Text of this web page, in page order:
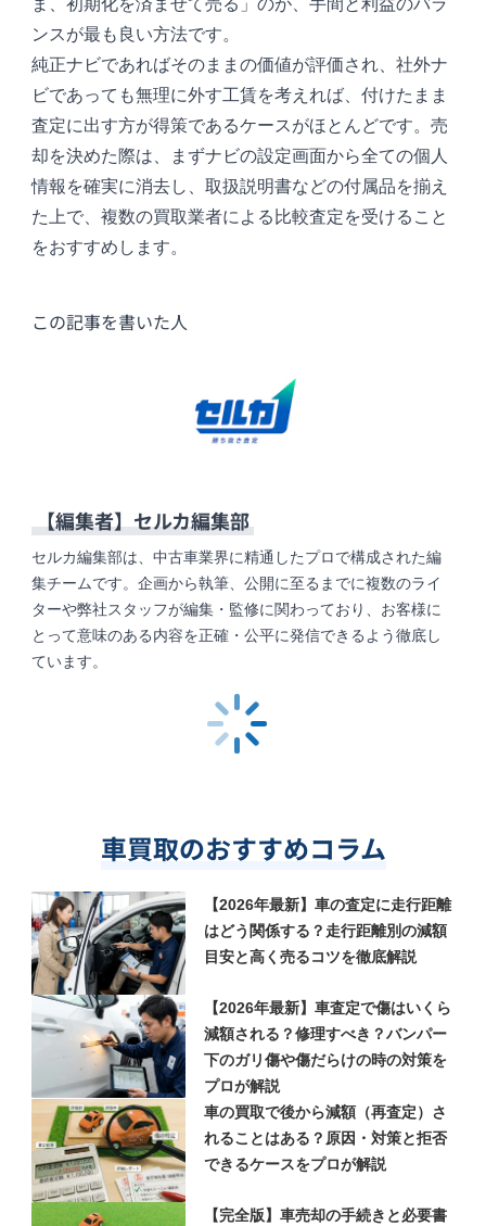
ま、初期化を済ませて売る」のが、手間と利益のバラ
ンスが最も良い方法です。
純正ナビであればそのままの価値が評価され、社外ナ
ビであっても無理に外す工賃を考えれば、付けたまま
査定に出す方が得策であるケースがほとんどです。売
却を決めた際は、まずナビの設定画面から全ての個人
情報を確実に消去し、取扱説明書などの付属品を揃え
た上で、複数の買取業者による比較査定を受けること
をおすすめします。
この記事を書いた人
【編集者】セルカ編集部
セルカ編集部は、中古車業界に精通したプロで構成された編
集チームです。企画から執筆、公開に至るまでに複数のライ
ターや弊社スタッフが編集・監修に関わっており、お客様に
とって意味のある内容を正確・公平に発信できるよう徹底し
ています。
車買取のおすすめコラム
【2026年最新】車の査定に走行距離
はどう関係する？走行距離別の減額
目安と高く売るコツを徹底解説
【2026年最新】車査定で傷はいくら
減額される？修理すべき？バンパー
下のガリ傷や傷だらけの時の対策を
プロが解説
車の買取で後から減額（再査定）さ
れることはある？原因・対策と拒否
できるケースをプロが解説
【完全版】車売却の手続きと必要書